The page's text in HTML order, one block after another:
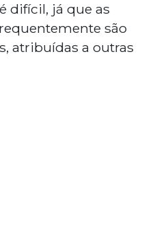
difícil, já que as
são
atribuídas a outras